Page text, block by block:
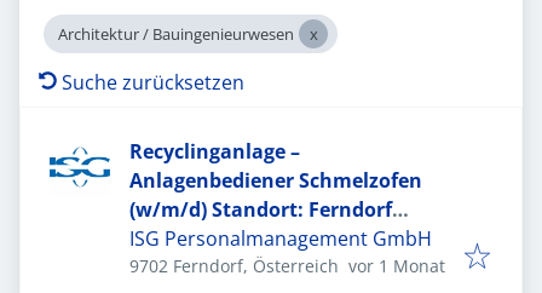
Architektur / Bauingenieurwesen
Suche zurücksetzen
Recyclinganlage –
Anlagenbediener Schmelzofen
(w/m/d) Standort: Ferndorf
(Österreich)
ISG Personalmanagement GmbH
9702 Ferndorf, Österreich Veröffentlicht
vor 1 Monat